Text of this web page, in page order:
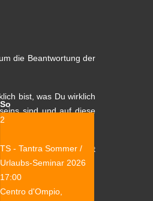
So
2
TS - Tantra Sommer /
Urlaubs-Seminar 2026
17:00
Centro d'Ompio,
die Beantwortung der
bist, was Du wirklich
sind und auf diese
Sein– diese Welt